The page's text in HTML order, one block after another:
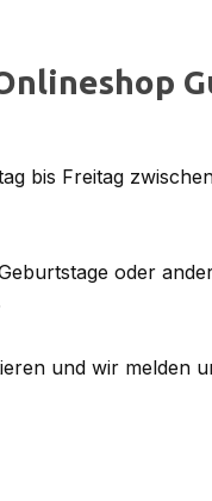
bis Freitag
oder
und wir melden